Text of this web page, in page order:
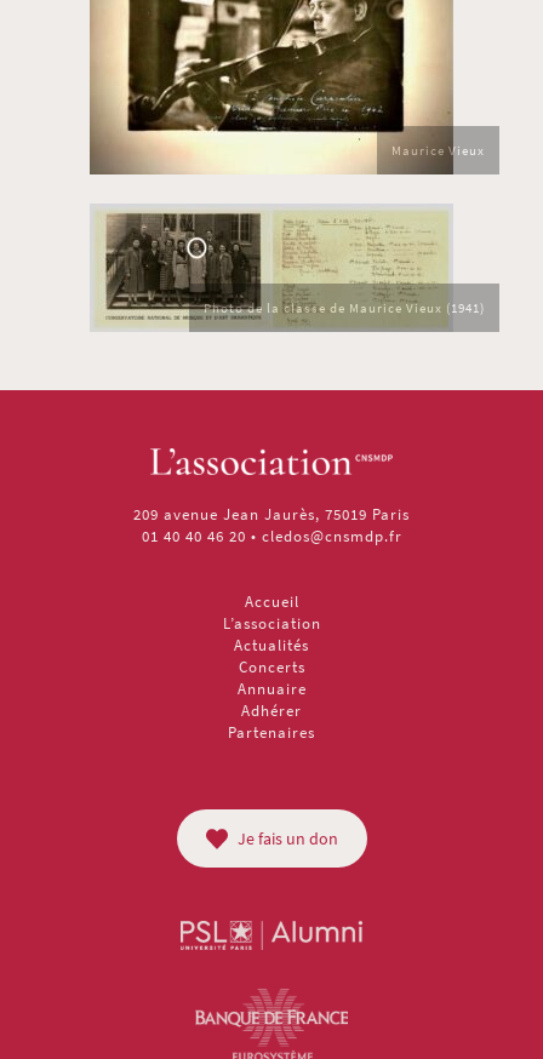
Maurice Vieux
Photo de la classe de Maurice Vieux (1941)
209 avenue Jean Jaurès, 75019 Paris
01 40 40 46 20 • cledos@cnsmdp.fr
Accueil
L’association
Actualités
Concerts
Annuaire
Adhérer
Partenaires
Je fais un don